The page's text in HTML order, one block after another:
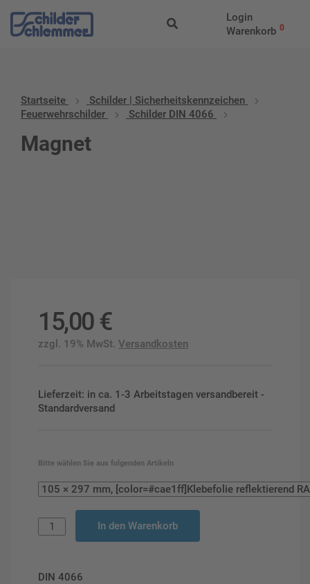
Login
Warenkorb 0
Startseite
Schilder | Sicherheitskennzeichen
Feuerwehrschilder
Schilder DIN 4066
Magnet
15,00 €
zzgl. 19% MwSt. Versandkosten
Lieferzeit: in ca. 1-3 Arbeitstagen versandbereit -
Standardversand
Bitte wählen Sie aus folgenden Artikeln
In den Warenkorb
DIN 4066